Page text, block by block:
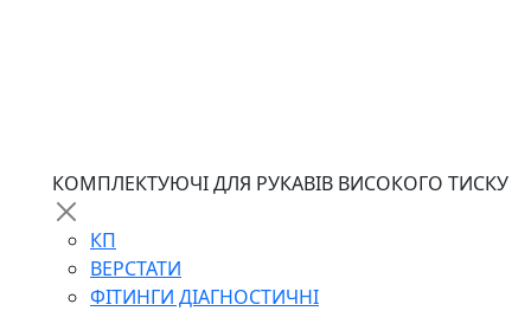
КОМПЛЕКТУЮЧІ ДЛЯ РУКАВІВ ВИСОКОГО ТИСКУ
КП
ВЕРСТАТИ
ФІТИНГИ ДІАГНОСТИЧНІ